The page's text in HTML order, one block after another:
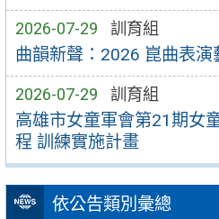
2026-07-29 訓育組
曲韻新聲：2026 崑曲表演
2026-07-29 訓育組
高雄市女童軍會第21期女
程 訓練實施計畫
依公告類別彙總